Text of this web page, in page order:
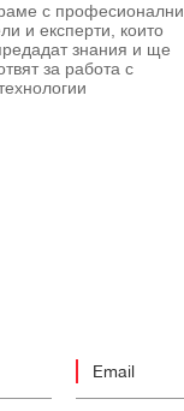
с професионални
и експерти, които
знания и ще
за работа с